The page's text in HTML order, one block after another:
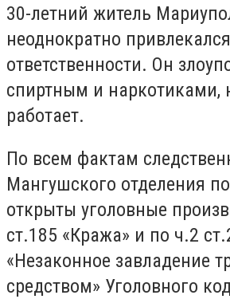
30-летний житель
неоднократно
ответственности. Он
спиртным и наркотиками,
работает.
По всем фактам
Мангушского отделения
открыты уголовные
ст.185 «Кража» и по ч.2
«Незаконное завладение
средством» Уголовного